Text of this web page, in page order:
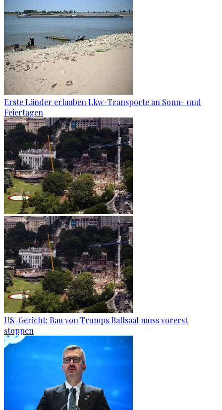
Erste Länder erlauben Lkw-Transporte an Sonn- und
Feiertagen
US-Gericht: Bau von Trumps Ballsaal muss vorerst
stoppen